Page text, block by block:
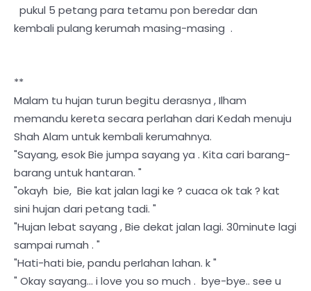
pukul 5 petang para tetamu pon beredar dan
kembali pulang kerumah masing-masing .
**
Malam tu hujan turun begitu derasnya , Ilham
memandu kereta secara perlahan dari Kedah menuju
Shah Alam untuk kembali kerumahnya.
"Sayang, esok Bie jumpa sayang ya . Kita cari barang-
barang untuk hantaran. "
"okayh bie, Bie kat jalan lagi ke ? cuaca ok tak ? kat
sini hujan dari petang tadi. "
"Hujan lebat sayang , Bie dekat jalan lagi. 30minute lagi
sampai rumah . "
"Hati-hati bie, pandu perlahan lahan. k "
" Okay sayang... i love you so much . bye-bye.. see u